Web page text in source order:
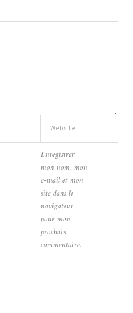
Enregistrer
mon nom, mon
e-mail et mon
site dans le
navigateur
pour mon
prochain
commentaire.